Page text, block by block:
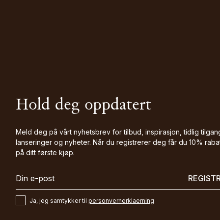
Hold deg oppdatert
Meld deg på vårt nyhetsbrev for tilbud, inspirasjon, tidlig
lanseringer og nyheter. Når du registrerer deg får du 10%
på ditt første kjøp.
Ja, jeg samtykker til personvernerklaerning